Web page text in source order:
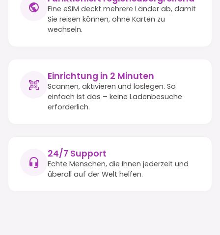
Eine eSIM deckt mehrere Länder ab, damit
Sie reisen können, ohne Karten zu
wechseln.
Einrichtung in 2 Minuten
Scannen, aktivieren und loslegen. So
einfach ist das – keine Ladenbesuche
erforderlich.
24/7 Support
Echte Menschen, die Ihnen jederzeit und
überall auf der Welt helfen.